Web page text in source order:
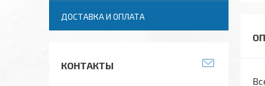
ДОСТАВКА И ОПЛАТА
КОНТАКТЫ